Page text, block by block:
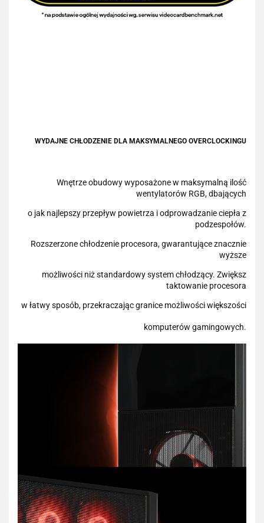
WYDAJNE CHŁODZENIE DLA MAKSYMALNEGO OVERCLOCKINGU
Wnętrze obudowy wyposażone w maksymalną ilość
wentylatorów RGB, dbających
o jak najlepszy przepływ powietrza i odprowadzanie ciepła z
podzespołów.
Rozszerzone chłodzenie procesora, gwarantujące znacznie
wyższe
możliwości niż standardowy system chłodzący. Zwiększ
taktowanie procesora
w łatwy sposób, przekraczając granice możliwości większości
komputerów gamingowych.